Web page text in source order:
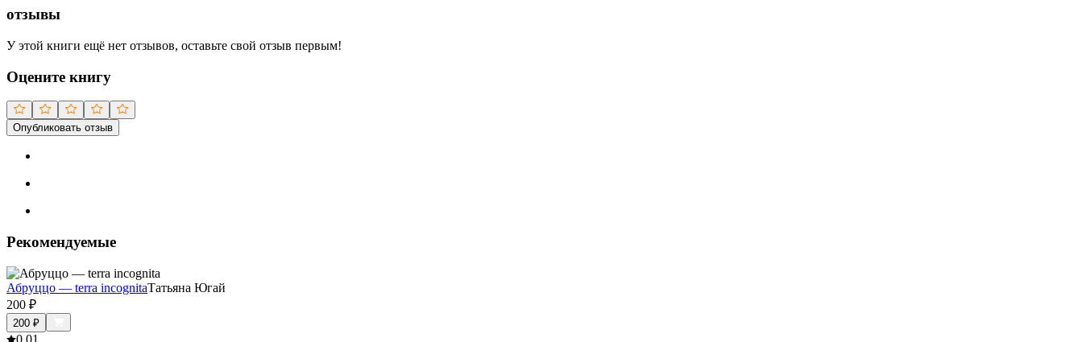
отзывы
У этой книги ещё нет отзывов, оставьте свой отзыв первым!
Оцените книгу
Опубликовать отзыв
Рекомендуемые
Абруццо — terra incognitaТатьяна Югай
200 ₽
200 ₽
0.01